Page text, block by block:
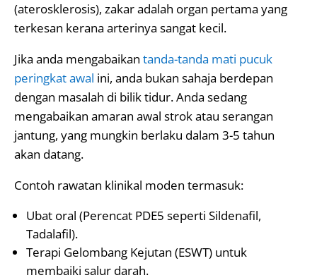
(aterosklerosis), zakar adalah organ pertama yang
terkesan kerana arterinya sangat kecil.
Jika anda mengabaikan tanda-tanda mati pucuk
peringkat awal ini, anda bukan sahaja berdepan
dengan masalah di bilik tidur. Anda sedang
mengabaikan amaran awal strok atau serangan
jantung, yang mungkin berlaku dalam 3-5 tahun
akan datang.
Contoh rawatan klinikal moden termasuk:
Ubat oral (Perencat PDE5 seperti Sildenafil,
Tadalafil).
Terapi Gelombang Kejutan (ESWT) untuk
membaiki salur darah.